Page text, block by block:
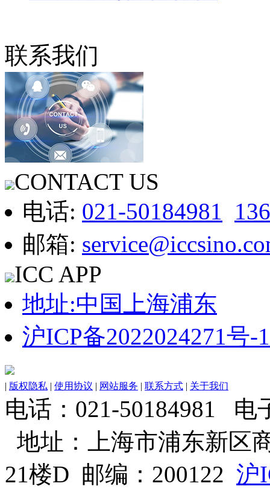
联系我们
CONTACT US
电话: 021-50184981
邮箱:
ICC APP
地址:中国上海浦东
沪ICP备2022024271号-1
| 版权隐私 | 使用协议 | 网站服务 | 联系方式 | 关于我们
电话：021-50184981 电
地址：上海市浦东新区
21楼D 邮编：200122 沪